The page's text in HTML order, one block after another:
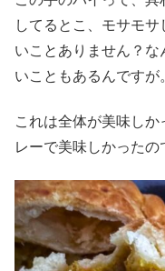
してるとこ、モサモ
いことありません？
いこともあるんですが
これは全体が美味し
レーで美味しかったの